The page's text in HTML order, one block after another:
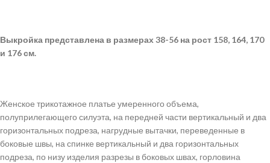
Выкройка представлена в размерах 38-56 на рост 158, 164, 170
и 176 см.
Женское трикотажное платье умеренного объема,
полуприлегающего силуэта, на передней части вертикальный и два
горизонтальных подреза, нагрудные вытачки, переведенные в
боковые швы, на спинке вертикальный и два горизонтальных
подреза, по низу изделия разрезы в боковых швах, горловина